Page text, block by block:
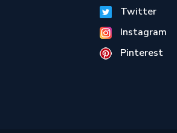
Twitter
Instagram
Pinterest